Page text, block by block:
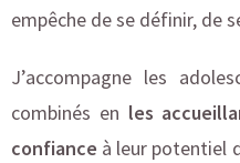
empêche de se définir, de
J’accompagne les
combinés en les
confiance à leur potentiel